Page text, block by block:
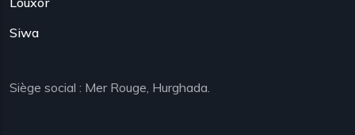
Siwa
Siège social : Mer Rouge, Hurghada.